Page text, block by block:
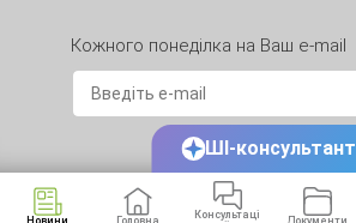
Кожного понеділка на Ваш e-mail
Новини Головна
Консультаці
Документи
ШІ-консультант